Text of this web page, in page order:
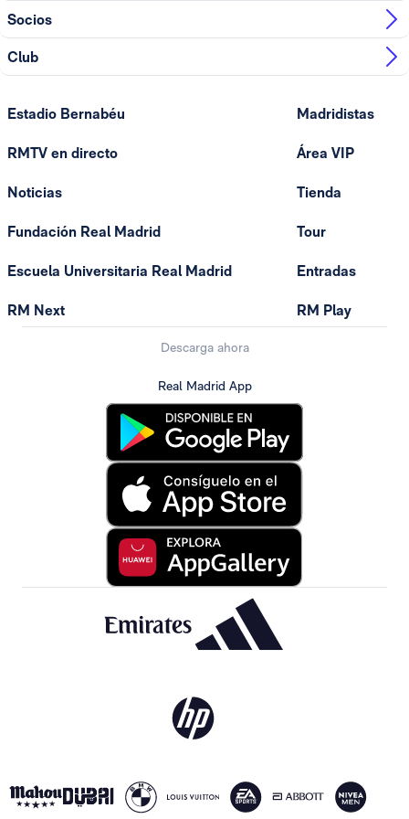
Socios
Club
Estadio Bernabéu
RMTV en directo
Noticias
Fundación Real Madrid
Escuela Universitaria Real Madrid
RM Next
Madridistas
Área VIP
Tienda
Tour
Entradas
RM Play
Descarga ahora
Real Madrid App